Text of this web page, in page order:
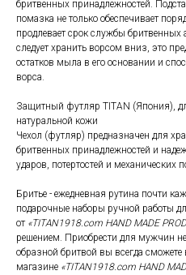
бритвенных принадлежностей.
помазка не только обеспечивает
продлевает срок службы бритвенных
следует хранить ворсом вниз, это
остатков мыла в его основании и
ворса.
Защитный футляр TITAN (Япония),
натуральной кожи
Чехол (футляр) предназначен для
бритвенных принадлежностей и
ударов, потертостей и механических
Бритье - ежедневная рутина почти
подарочные наборы ручной работы
от «TITAN1918.com HAND MADE
решением. Приобрести для мужчин
образной бритвой вы всегда сможете
магазине «TITAN1918.com HAND